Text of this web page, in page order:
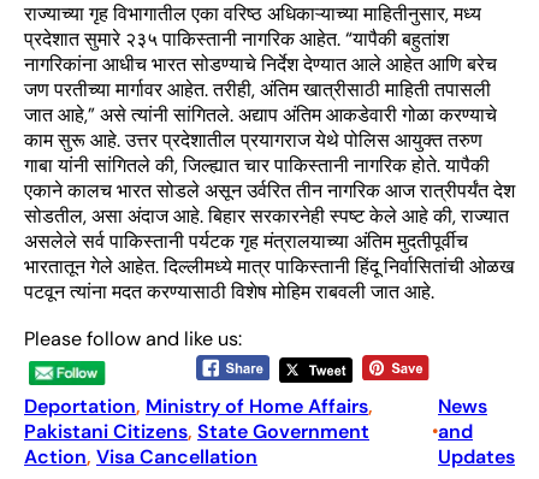
राज्याच्या गृह विभागातील एका वरिष्ठ अधिकाऱ्याच्या माहितीनुसार, मध्य
प्रदेशात सुमारे २३५ पाकिस्तानी नागरिक आहेत. “यापैकी बहुतांश
नागरिकांना आधीच भारत सोडण्याचे निर्देश देण्यात आले आहेत आणि बरेच
जण परतीच्या मार्गावर आहेत. तरीही, अंतिम खात्रीसाठी माहिती तपासली
जात आहे,” असे त्यांनी सांगितले. अद्याप अंतिम आकडेवारी गोळा करण्याचे
काम सुरू आहे. उत्तर प्रदेशातील प्रयागराज येथे पोलिस आयुक्त तरुण
गाबा यांनी सांगितले की, जिल्ह्यात चार पाकिस्तानी नागरिक होते. यापैकी
एकाने कालच भारत सोडले असून उर्वरित तीन नागरिक आज रात्रीपर्यंत देश
सोडतील, असा अंदाज आहे. बिहार सरकारनेही स्पष्ट केले आहे की, राज्यात
असलेले सर्व पाकिस्तानी पर्यटक गृह मंत्रालयाच्या अंतिम मुदतीपूर्वीच
भारतातून गेले आहेत. दिल्लीमध्ये मात्र पाकिस्तानी हिंदू निर्वासितांची ओळख
पटवून त्यांना मदत करण्यासाठी विशेष मोहिम राबवली जात आहे.
Please follow and like us:
Deportation, Ministry of Home Affairs
Pakistani Citizens, State Government
Action, Visa Cancellation
•
News
and
Updates